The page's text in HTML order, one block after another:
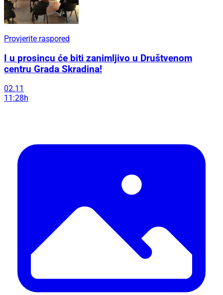
Provjerite raspored
I u prosincu će biti zanimljivo u Društvenom
centru Grada Skradina!
02.11
11:28h